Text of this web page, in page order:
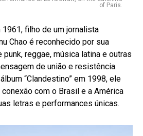
of Paris.
filho de um jornalista
Chao é reconhecido por sua
punk, reggae, música latina e outras
de união e resistência.
“Clandestino” em 1998, ele
com o Brasil e a América
letras e performances únicas.